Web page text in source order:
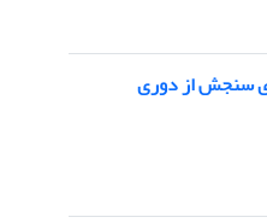
سنجش از دوری